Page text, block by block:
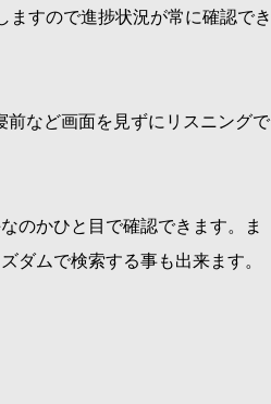
すので進捗状況が常に確認でき
など画面を見ずにリスニングで
のかひと目で確認できます。ま
ダムで検索する事も出来ます。